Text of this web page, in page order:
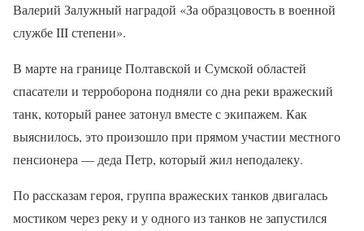
Валерий Залужный наградой «За образцовость в военной
службе III степени».
В марте на границе Полтавской и Сумской областей
спасатели и терроборона подняли со дна реки вражеский
танк, который ранее затонул вместе с экипажем. Как
выяснилось, это произошло при прямом участии местного
пенсионера — деда Петр, который жил неподалеку.
По рассказам героя, группа вражеских танков двигалась
мостиком через реку и у одного из танков не запустился